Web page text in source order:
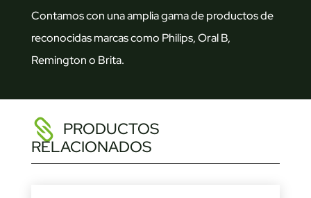
Contamos con una amplia gama de productos de
reconocidas marcas como Philips, Oral B,
Remington o Brita.
PRODUCTOS
RELACIONADOS